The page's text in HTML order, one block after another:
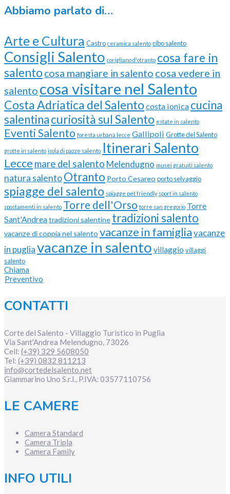
Abbiamo parlato di…
Arte e Cultura Castro ceramica salento cibo salento
Consigli Salento corigliano d'otranto cosa fare in
salentocosa mangiare in salento cosa vedere in
salento cosa visitare nel Salento
Costa Adriatica del Salento costa ionica cucina
salentinacuriosità sul Salento estate in salento
Eventi Salento foresta urbana lecce Gallipoli Grotte del Salento
grotte in salento isola di pazze salento Itinerari Salento
Lecce mare del salento Melendugno musei gratuiti salento
natura salentoOtranto Porto Cesareo porto selvaggio
spiagge del salento spiagge pet friendly sport in salento
spostamenti in salento Torre dell'Orso torre san gregorio Torre
Sant'Andreatradizioni salentine tradizioni salento
vacanze di coppia nel salento vacanze in famigliavacanze
in pugliavacanze in salento villaggio villaggi
salento
Chiama
Preventivo
CONTATTI
Corte del Salento - Villaggio Turistico in Puglia
Via Sant'Andrea Melendugno, 73026
Cell: (+39) 329 5608050
Tel: (+39) 0832 811213
info@cortedelsalento.net
Giammarino Uno S.r.l., P.IVA: 03577110756
LE CAMERE
Camera Standard
Camera Tripla
Camera Family
INFO UTILI